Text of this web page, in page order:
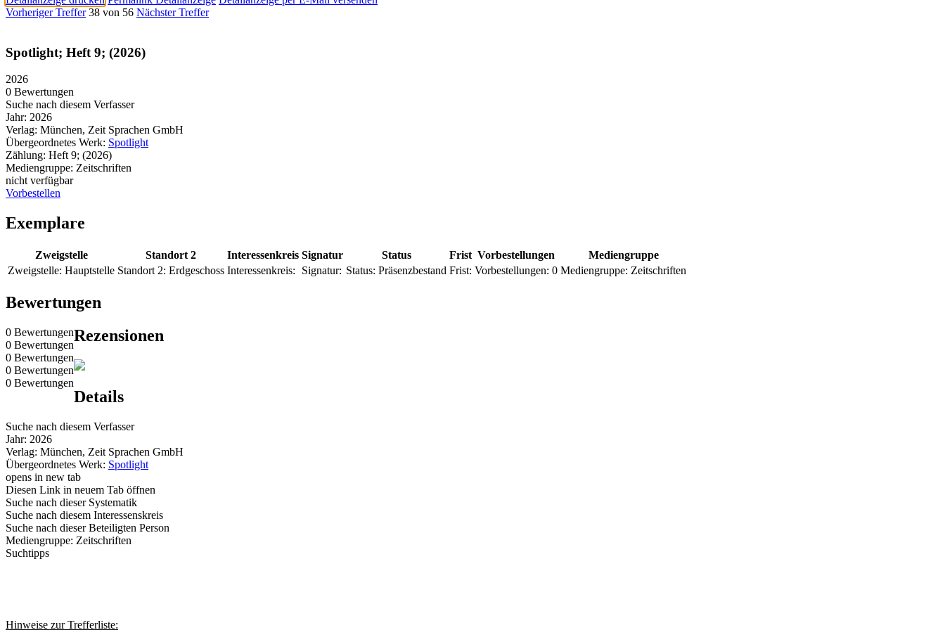
Vorheriger Treffer 38 von 56 Nächster Treffer
Spotlight; Heft 9; (2026)
2026
0 Bewertungen
Suche nach diesem Verfasser
Jahr: 2026
Verlag: München, Zeit Sprachen GmbH
Übergeordnetes Werk: Spotlight
Zählung: Heft 9; (2026)
Mediengruppe: Zeitschriften
nicht verfügbar
Vorbestellen
Exemplare
Zweigstelle Standort 2 Interessenkreis Signatur Status Frist Vorbestellungen
Mediengruppe
Zweigstelle: Hauptstelle Standort 2: Erdgeschoss Interessenkreis: Signatur: Status: Präsenzbestand Frist: Vorbestellungen: 0 Mediengruppe: Zeitschriften
Bewertungen
0 Bewertungen
0 Bewertungen
0 Bewertungen
0 Bewertungen
0 Bewertungen
Rezensionen
Details
Suche nach diesem Verfasser
Jahr: 2026
Verlag: München, Zeit Sprachen GmbH
Übergeordnetes Werk: Spotlight
opens in new tab
Diesen Link in neuem Tab öffnen
Suche nach dieser Systematik
Suche nach diesem Interessenskreis
Suche nach dieser Beteiligten Person
Mediengruppe: Zeitschriften
Suchtipps
Hinweise zur Trefferliste: